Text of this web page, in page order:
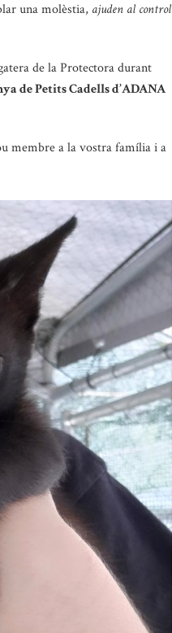
una molèstia, ajuden al control
de la Protectora durant
de Petits Cadells d’ADANA
membre a la vostra família i a